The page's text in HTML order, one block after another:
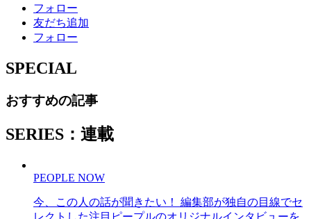
フォロー
友だち追加
フォロー
SPECIAL
おすすめの記事
SERIES：連載
PEOPLE NOW
今、この人の話が聞きたい！ 編集部が独自の目線でセ